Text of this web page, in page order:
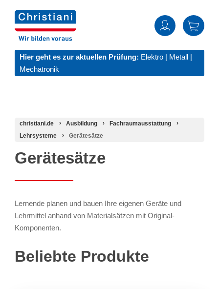
Hier geht es zur aktuellen Prüfung: Elektro | Metall |
Mechatronik
christiani.de Ausbildung
Fachraumausstattung
Lehrsysteme
Gerätesätze
Gerätesätze
Lernende planen und bauen Ihre eigenen Geräte und
Lehrmittel anhand von Materialsätzen mit Original-
Komponenten.
Beliebte Produkte